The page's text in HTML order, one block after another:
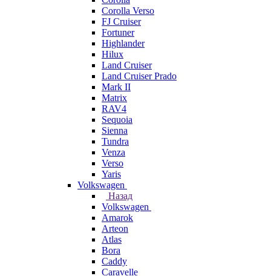
Corolla Verso
FJ Cruiser
Fortuner
Highlander
Hilux
Land Cruiser
Land Cruiser Prado
Mark II
Matrix
RAV4
Sequoia
Sienna
Tundra
Venza
Verso
Yaris
Volkswagen
Назад
Volkswagen
Amarok
Arteon
Atlas
Bora
Caddy
Caravelle